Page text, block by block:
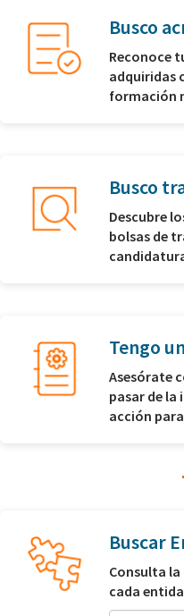
Busco
Reconoce
adquiridas
formación
Busco
Descubre
bolsas de
Tengo
Asesórate
pasar de la
acción
Buscar
Consulta
cada